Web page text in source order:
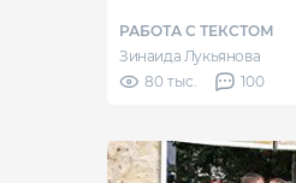
РАБОТА С ТЕКСТОМ
Зинаида Лукьянова
80 тыс.
100